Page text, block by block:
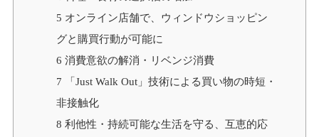
5 オンライン店舗で、ウィンドウショッピン
グと購買行動が可能に
6 消費意欲の解消・リベンジ消費
7 「Just Walk Out」技術による買い物の時短・
非接触化
8 利他性・持続可能な生活を守る、互恵的応